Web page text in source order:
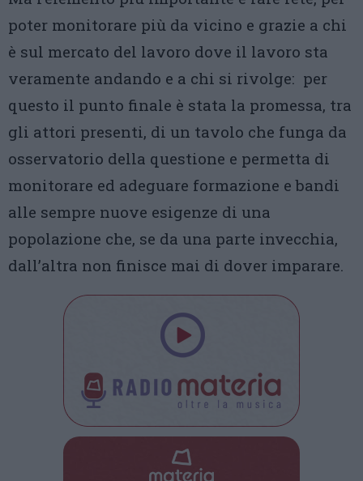
poter monitorare più da vicino e grazie a chi
è sul mercato del lavoro dove il lavoro sta
veramente andando e a chi si rivolge: per
questo il punto finale è stata la promessa, tra
gli attori presenti, di un tavolo che funga da
osservatorio della questione e permetta di
monitorare ed adeguare formazione e bandi
alle sempre nuove esigenze di una
popolazione che, se da una parte invecchia,
dall’altra non finisce mai di dover imparare.